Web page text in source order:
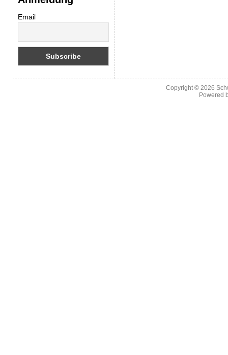
Email
Copyright © 2026
Powered